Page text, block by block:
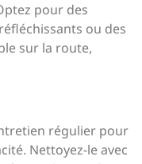
pour des
ou des
sur la route,
régulier pour
Nettoyez-le avec